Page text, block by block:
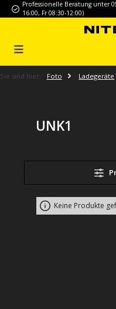
Zum Hauptinhalt springen
Professionelle Beratung unter
16:00, Fr 08:30-12:00)
Sie sind hier: Foto Ladegeräte
UNK1
Keine Produkte